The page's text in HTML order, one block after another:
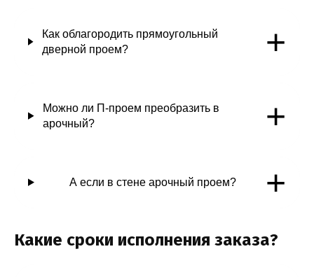
Как облагородить прямоугольный
дверной проем?
+
Можно ли П-проем преобразить в
арочный?
+
А если в стене арочный проем? +
Какие сроки исполнения заказа?